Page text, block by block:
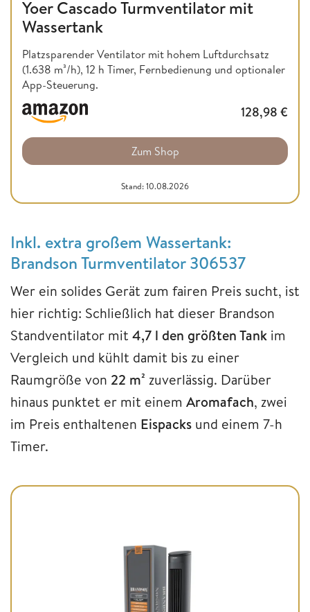
Yoer Cascado Turmventilator mit
Wassertank
Platzsparender Ventilator mit hohem Luftdurchsatz
(1.638 m³/h), 12 h Timer, Fernbedienung und optionaler
App-Steuerung.
128,98 €
Zum Shop
Stand: 10.08.2026
Inkl. extra großem Wassertank:
Brandson Turmventilator 306537
Wer ein solides Gerät zum fairen Preis sucht, ist
hier richtig: Schließlich hat dieser Brandson
Standventilator mit 4,7 l den größten Tank im
Vergleich und kühlt damit bis zu einer
Raumgröße von 22 m² zuverlässig. Darüber
hinaus punktet er mit einem Aromafach, zwei
im Preis enthaltenen Eispacks und einem 7-h
Timer.